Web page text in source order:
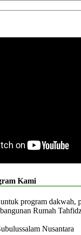
Kami
program dakwah,
Rumah
Nusantara